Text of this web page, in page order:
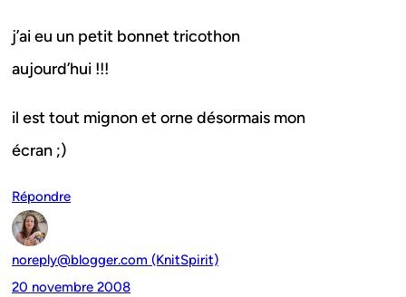
j’ai eu un petit bonnet tricothon
aujourd’hui !!!
il est tout mignon et orne désormais mon
écran ;)
Répondre
noreply@blogger.com (KnitSpirit)
20 novembre 2008